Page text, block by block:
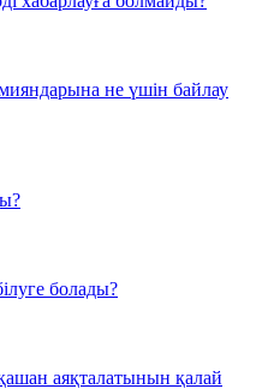
не үшін байлау
болады?
аяқталатынын қалай